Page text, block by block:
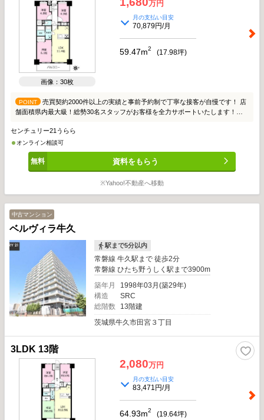
画像：30枚
万円
月の支払い目安
70,879円/月
59.47m2 (17.98坪)
POINT
売買契約2000件以上の実績と事前予約制で丁寧な接客が自慢です！ 店
舗面積県内最大級！総勢30名スタッフがお客様を全力サポートいたします！
納完備 ・全居室フローリングの快適空間 ・買い物施設・小学校も近く住環境良
好 【安心の簡易インスペクション実施】 本当にこのお家で大丈夫？とご不安が
ある方も安心！ 簡易インスペクションを行うことで建物の状態をしっかり把握
してお取引いただけます。
センチュリー21うらら
オンライン相談可
資料をもらう
※Yahoo!不動産へ移動
中古マンション
ベルヴィラ牛久
駅まで5分以内
常磐線 牛久駅まで 徒歩2分
常磐線 ひたち野うしく駅まで3900m
築年月
1998年03月(築29年)
構造
SRC
総階数
13階建
茨城県牛久市田宮３丁目
3LDK 13階
2,080万円
月の支払い目安
83,471円/月
64.93m2 (19.64坪)